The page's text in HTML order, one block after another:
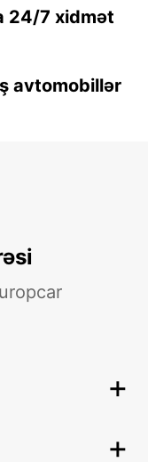
24/7 xidmət
avtomobillər